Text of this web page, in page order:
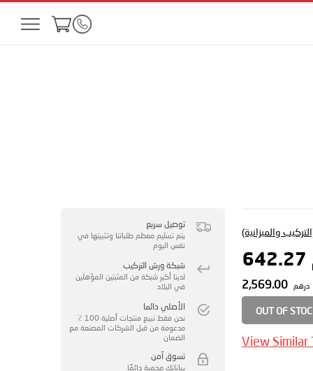
والميزانية)
درهم 2,569.00
OUT OF
View Similar
توصيل سريع
يتم تسليم معظم طلباتنا وتثبيتها في
نفس اليوم
شبكة ورش التركيب
لدينا أكبر شبكة من المثبتين المؤهلين
في البلاد
الأصلي دائما
نحن فقط نبيع منتجات أصلية 100 ٪
مدعومة من قبل الشركات المصنعة مع
الضمان
تسوق آمن
بياناتك محمية دائمًا